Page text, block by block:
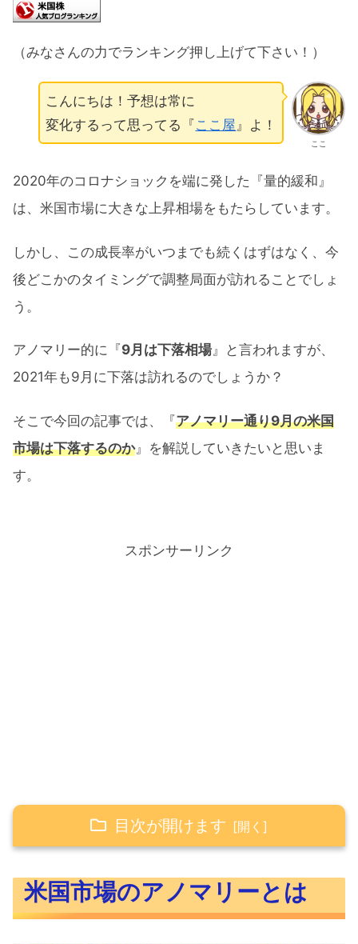
（みなさんの力でランキング押し上げて下さい！）
ここ
こんにちは！予想は常に
変化するって思ってる『 ここ屋』よ！
2020年のコロナショックを端に発した『量的緩和』
は、米国市場に大きな上昇相場をもたらしています。
しかし、この成長率がいつまでも続くはずはなく、今
後どこかのタイミングで調整局面が訪れることでしょ
う。
アノマリー的に『9月は下落相場』と言われますが、
2021年も9月に下落は訪れるのでしょうか？
そこで今回の記事では、『アノマリー通り9月の米国
市場は下落するのか』を解説していきたいと思いま
す。
スポンサーリンク
目次が開けます
アノマリーとは
米国市場のアノマリーとは